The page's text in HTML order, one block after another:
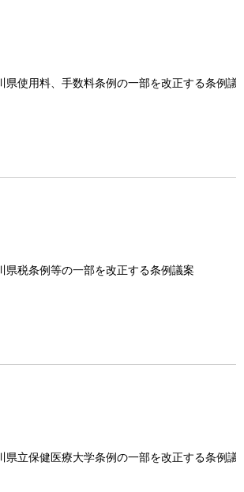
県使用料、手数料条例の一部を改正する条例議
県税条例等の一部を改正する条例議案
県立保健医療大学条例の一部を改正する条例議